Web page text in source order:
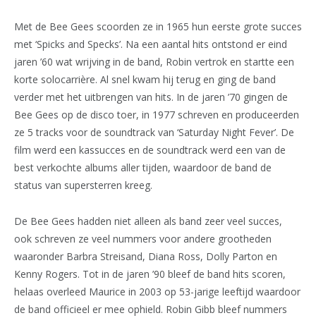
Met de Bee Gees scoorden ze in 1965 hun eerste grote succes
met ‘Spicks and Specks’. Na een aantal hits ontstond er eind
jaren ’60 wat wrijving in de band, Robin vertrok en startte een
korte solocarrière. Al snel kwam hij terug en ging de band
verder met het uitbrengen van hits. In de jaren ’70 gingen de
Bee Gees op de disco toer, in 1977 schreven en produceerden
ze 5 tracks voor de soundtrack van ‘Saturday Night Fever’. De
film werd een kassucces en de soundtrack werd een van de
best verkochte albums aller tijden, waardoor de band de
status van supersterren kreeg.
De Bee Gees hadden niet alleen als band zeer veel succes,
ook schreven ze veel nummers voor andere grootheden
waaronder Barbra Streisand, Diana Ross, Dolly Parton en
Kenny Rogers. Tot in de jaren ’90 bleef de band hits scoren,
helaas overleed Maurice in 2003 op 53-jarige leeftijd waardoor
de band officieel er mee ophield. Robin Gibb bleef nummers